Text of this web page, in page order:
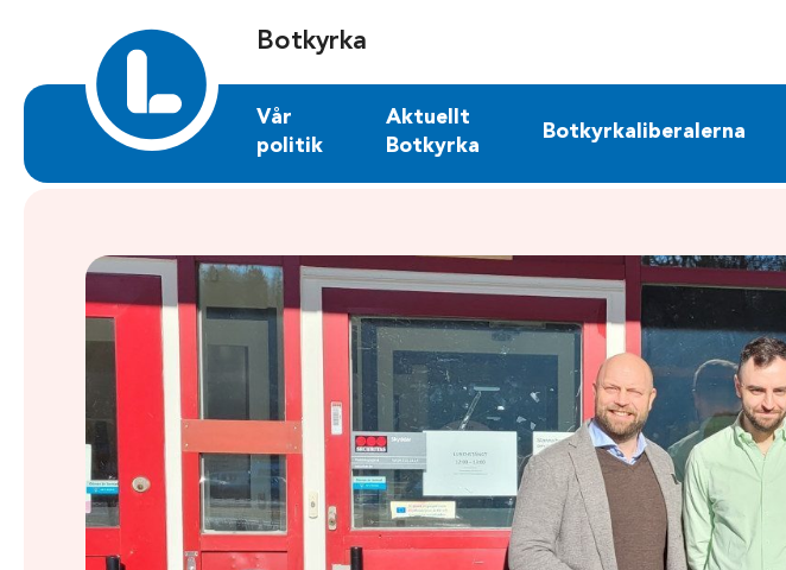
Botkyrka
Vår
politik
Aktuellt
Botkyrka
Botkyrkaliberalerna